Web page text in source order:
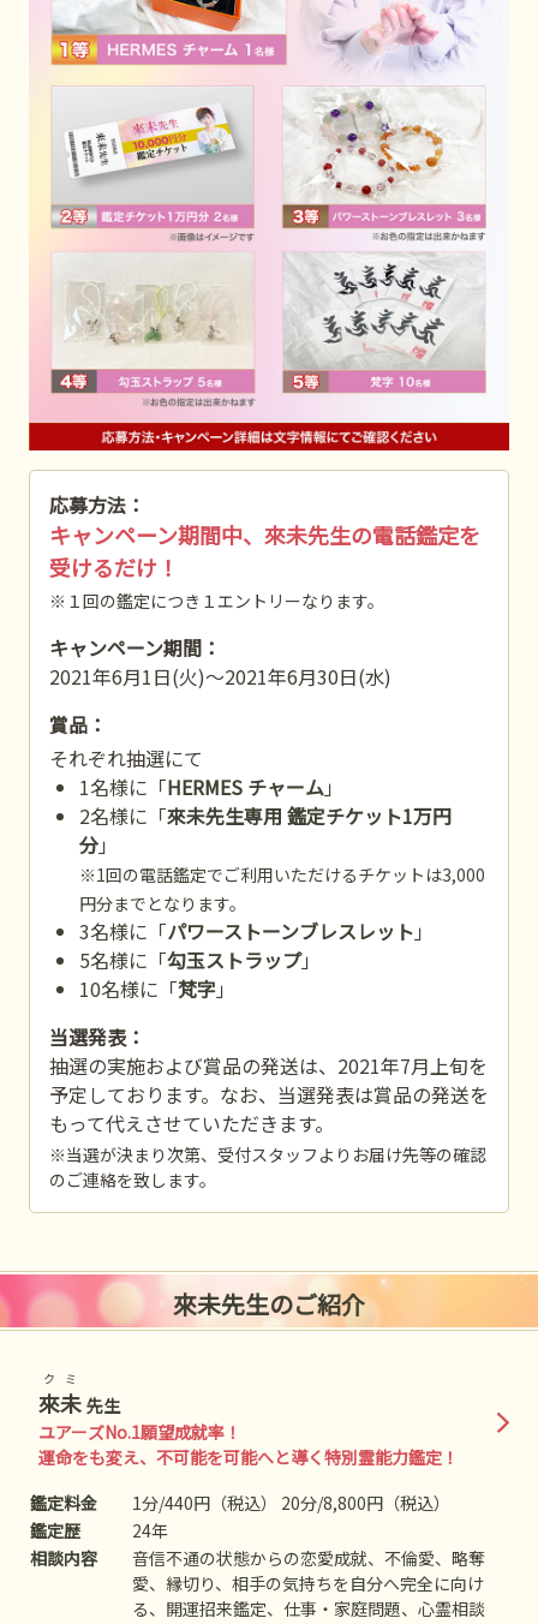
応募方法：
キャンペーン期間中、來未先生の電話鑑定を
受けるだけ！
※１回の鑑定につき１エントリーなります。
キャンペーン期間：
2021年6月1日(火)～2021年6月30日(水)
賞品：
それぞれ抽選にて
1名様に「HERMES チャーム」
2名様に「來未先生専用 鑑定チケット1万円
分」
※1回の電話鑑定でご利用いただけるチケットは3,000
円分までとなります。
3名様に「パワーストーンブレスレット 」
5名様に「勾玉ストラップ」
10名様に「梵字 」
当選発表：
抽選の実施および賞品の発送は、2021年7月上旬を
予定しております。なお、当選発表は賞品の発送を
もって代えさせていただきます。
※当選が決まり次第、受付スタッフよりお届け先等の確認
のご連絡を致します。
來未先生のご紹介
來未
クミ
先生
ユアーズNo.1願望成就率！
運命をも変え、不可能を可能へと導く特別霊能力鑑定！
鑑定料金
1分/440円（税込） 20分/8,800円（税込）
鑑定歴
24年
相談内容
音信不通の状態からの恋愛成就、不倫愛、略奪
愛、縁切り、相手の気持ちを自分へ完全に向け
る、開運招来鑑定、仕事・家庭問題、心霊相談